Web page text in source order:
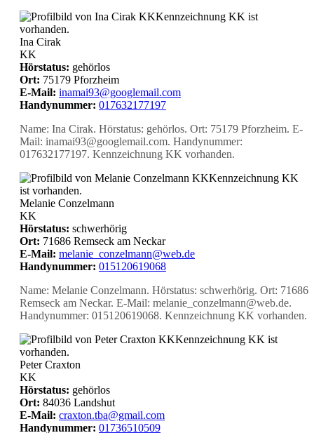
KKKennzeichnung KK ist
vorhanden.
Ina Cirak
KK
Hörstatus: gehörlos
Ort: 75179 Pforzheim
E-Mail: inamai93@googlemail.com
Handynummer: 017632177197
Name: Ina Cirak. Hörstatus: gehörlos. Ort: 75179 Pforzheim. E-
Mail: inamai93@googlemail.com. Handynummer:
017632177197. Kennzeichnung KK vorhanden.
KKKennzeichnung KK
ist vorhanden.
Melanie Conzelmann
KK
Hörstatus: schwerhörig
Ort: 71686 Remseck am Neckar
E-Mail: melanie_conzelmann@web.de
Handynummer: 015120619068
Name: Melanie Conzelmann. Hörstatus: schwerhörig. Ort: 71686
Remseck am Neckar. E-Mail: melanie_conzelmann@web.de.
Handynummer: 015120619068. Kennzeichnung KK vorhanden.
KKKennzeichnung KK ist
vorhanden.
Peter Craxton
KK
Hörstatus: gehörlos
Ort: 84036 Landshut
E-Mail: craxton.tba@gmail.com
Handynummer: 01736510509